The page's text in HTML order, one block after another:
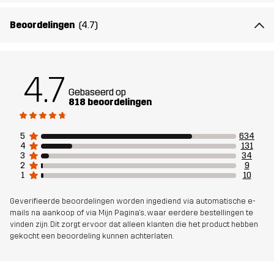
Materiál 2
Elastaan
Duurzaamheid Details over gerecyclede materialen
Ontworpen
voor
WANDELEN
Artikelnummer 10837_2239
Beoordelingen (4.7)
4.7 Gebaseerd op
818 beoordelingen
5
634
4
131
3
34
2
9
1
10
Geverifieerde beoordelingen worden ingediend via automatische e-
mails na aankoop of via Mijn Pagina's, waar eerdere bestellingen te
vinden zijn. Dit zorgt ervoor dat alleen klanten die het product hebben
gekocht een beoordeling kunnen achterlaten.